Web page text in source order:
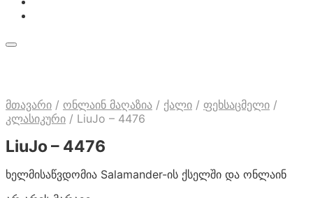
მთავარი / ონლაინ მაღაზია / ქალი / ფეხსაცმელი /
კლასიკური / LiuJo – 4476
LiuJo – 4476
ხელმისაწვდომია Salamander-ის ქსელში და ონლაინ